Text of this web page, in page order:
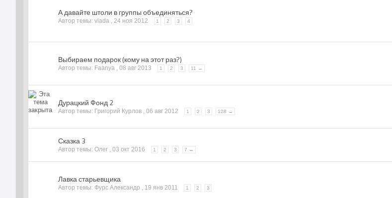
А давайте штоли в группы объединяться?
Автор темы: vlada ,24 ноя 2012 1 2 3 4
Выбираем подарок (кому на этот раз?)
Автор темы: Faanya ,08 авг 2013 1 2 3 11 →
Дурацкий Фонд 2
Автор темы: Григорий Курлов ,06 авг 2012 1 2 3 128 →
Сказка 3
Автор темы: Олег ,03 окт 2016 1 2 3 7 →
Лавка старьевщика
Автор темы: Фурс Александр , 19 янв 2011 1 2 3